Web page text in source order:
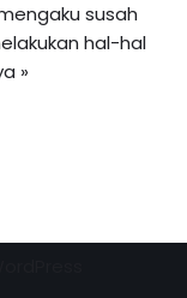
susah
hal-hal
»